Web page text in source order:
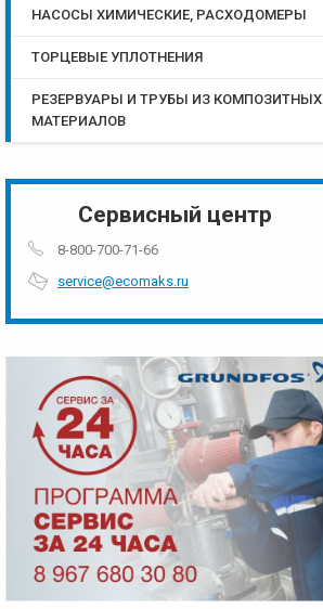
НАСОСЫ ХИМИЧЕСКИЕ, РАСХОДОМЕРЫ
ТОРЦЕВЫЕ УПЛОТНЕНИЯ
РЕЗЕРВУАРЫ И ТРУБЫ ИЗ КОМПОЗИТНЫХ
МАТЕРИАЛОВ
Сервисный центр
8-800-700-71-66
service@ecomaks.ru